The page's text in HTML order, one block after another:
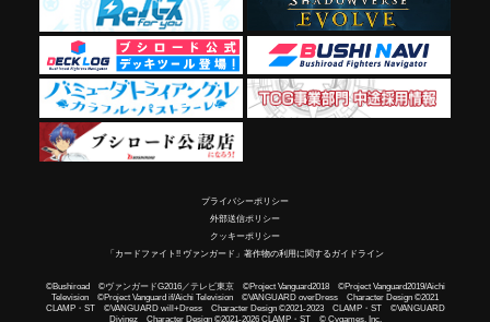
プライバシーポリシー
外部送信ポリシー
クッキーポリシー
「カードファイト!! ヴァンガード」著作物の利用に関するガイドライン
©Bushiroad ©ヴァンガードG2016／テレビ東京 ©Project Vanguard2018 ©Project Vanguard2019/Aichi
Television ©Project Vanguard if/Aichi Television ©VANGUARD overDress Character Design ©2021
CLAMP・ST ©VANGUARD will+Dress Character Design ©2021-2023 CLAMP・ST ©VANGUARD
Divinez Character Design ©2021-2026 CLAMP・ST © Cygames, Inc.